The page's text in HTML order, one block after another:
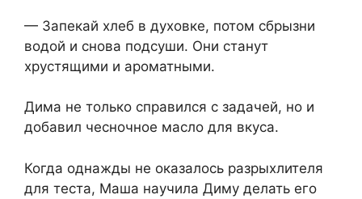
— Запекай хлеб в духовке, потом сбрызни
водой и снова подсуши. Они станут
хрустящими и ароматными.
Дима не только справился с задачей, но и
добавил чесночное масло для вкуса.
Когда однажды не оказалось разрыхлителя
для теста, Маша научила Диму делать его